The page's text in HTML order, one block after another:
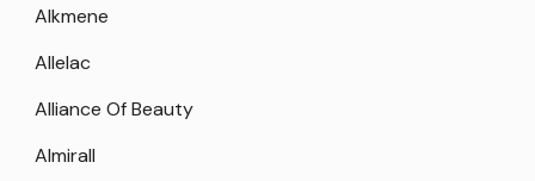
Alkmene
Allelac
Alliance Of Beauty
Almirall